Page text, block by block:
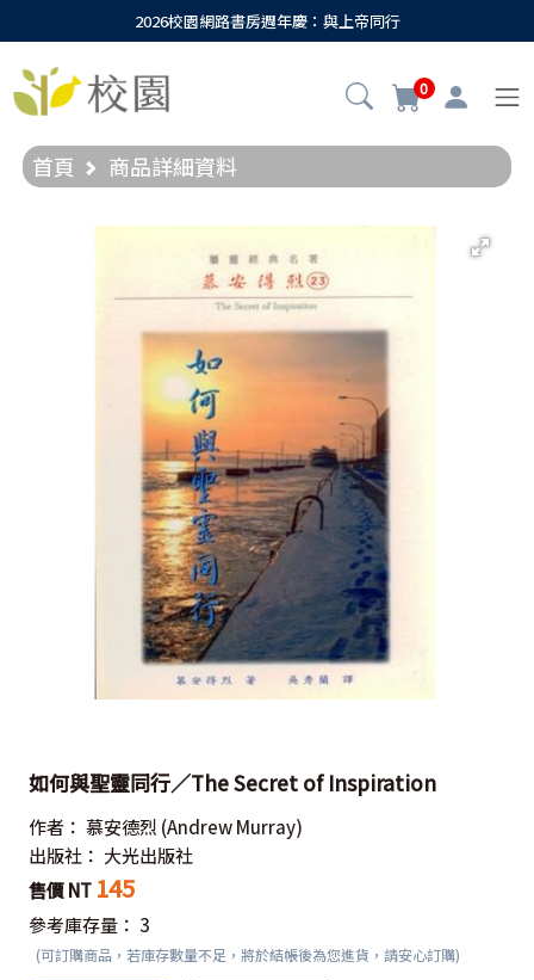
2026校園網路書房週年慶：與上帝同行
0
首頁 商品詳細資料
如何與聖靈同行／The Secret of Inspiration
作者： 慕安德烈 (Andrew Murray)
出版社： 大光出版社
售價 NT 145
參考庫存量： 3
(可訂購商品，若庫存數量不足，將於結帳後為您進貨，請安心訂購)